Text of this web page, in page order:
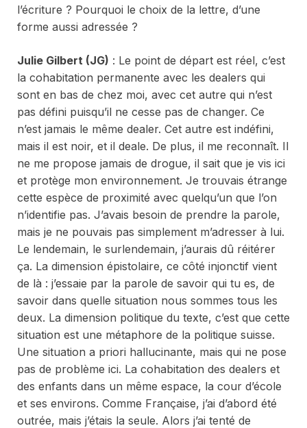
l’écriture ? Pourquoi le choix de la lettre, d’une
forme aussi adressée ?
Julie Gilbert (JG) : Le point de départ est réel, c’est
la cohabitation permanente avec les dealers qui
sont en bas de chez moi, avec cet autre qui n’est
pas défini puisqu’il ne cesse pas de changer. Ce
n’est jamais le même dealer. Cet autre est indéfini,
mais il est noir, et il deale. De plus, il me reconnaît. Il
ne me propose jamais de drogue, il sait que je vis ici
et protège mon environnement. Je trouvais étrange
cette espèce de proximité avec quelqu’un que l’on
n’identifie pas. J’avais besoin de prendre la parole,
mais je ne pouvais pas simplement m’adresser à lui.
Le lendemain, le surlendemain, j’aurais dû réitérer
ça. La dimension épistolaire, ce côté injonctif vient
de là : j’essaie par la parole de savoir qui tu es, de
savoir dans quelle situation nous sommes tous les
deux. La dimension politique du texte, c’est que cette
situation est une métaphore de la politique suisse.
Une situation a priori hallucinante, mais qui ne pose
pas de problème ici. La cohabitation des dealers et
des enfants dans un même espace, la cour d’école
et ses environs. Comme Française, j’ai d’abord été
outrée, mais j’étais la seule. Alors j’ai tenté de